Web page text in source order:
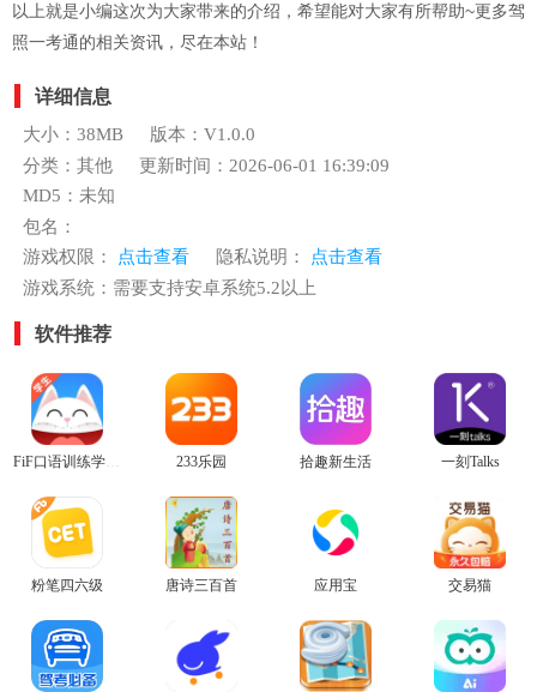
以上就是小编这次为大家带来的介绍，希望能对大家有所帮助~更多驾
照一考通的相关资讯，尽在本站！
详细信息
大小：38MB
版本：V1.0.0
分类：其他
更新时间：2026-06-01 16:39:09
MD5：未知
包名：
游戏权限：
点击查看 隐私说明：
点击查看
游戏系统：需要支持安卓系统5.2以上
软件推荐
233乐园 拾趣新生活 一刻Talks
粉笔四六级 唐诗三百首 应用宝 交易猫